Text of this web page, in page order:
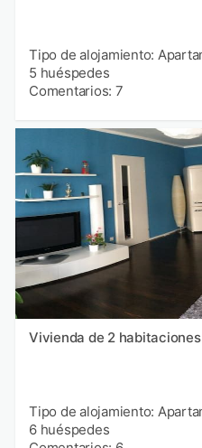
Tipo de alojamiento:
5 huéspedes
Comentarios: 7
Vivienda de 2
Tipo de alojamiento:
6 huéspedes